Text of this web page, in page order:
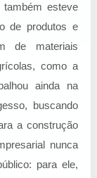
esteve
de produtos e
de materiais
como a
ainda na
buscando
a construção
nunca
para ele,